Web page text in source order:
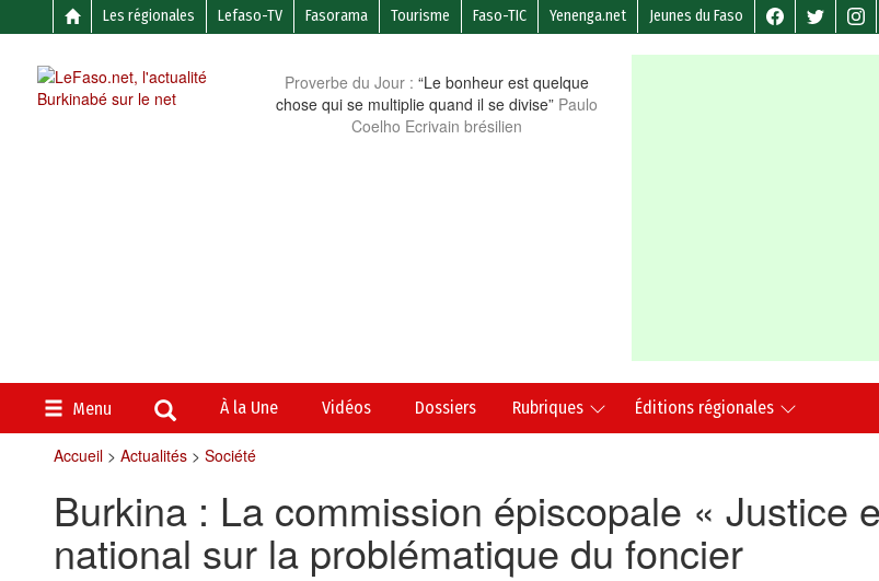
Les régionales Lefaso-TV Fasorama Tourisme Faso-TIC Yenenga.net Jeunes du Faso
Proverbe du Jour : “Le bonheur est quelque
chose qui se multiplie quand il se divise” Paulo
Coelho Ecrivain brésilien
Menu À la Une Vidéos Dossiers Rubriques Éditions régionales
Accueil> Actualités> Société
Burkina : La commission épiscopale « Justice
national sur la problématique du foncier